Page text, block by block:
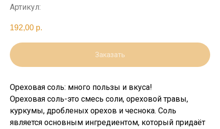
Артикул:
192,00 р.
Заказать
Ореховая соль: много пользы и вкуса!
Ореховая соль-это смесь соли, ореховой травы,
куркумы, дробленых орехов и чеснока. Соль
является основным ингредиентом, который придаёт